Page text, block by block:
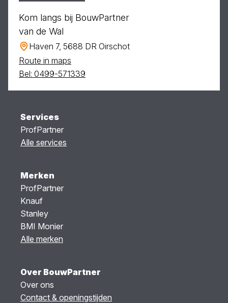
Kom langs bij BouwPartner
van de Wal
Haven 7, 5688 DR Oirschot
Route in maps
Bel: 0499-571339
Services
ProfPartner
Alle services
Merken
ProfPartner
Knauf
Stanley
BMI Monier
Alle merken
Over BouwPartner
Over ons
Contact & openingstijden